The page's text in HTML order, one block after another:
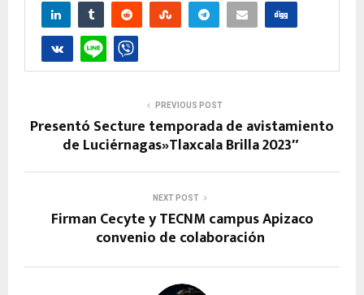
PREVIOUS POST
Presentó Secture temporada de avistamiento
de Luciérnagas»Tlaxcala Brilla 2023″
NEXT POST
Firman Cecyte y TECNM campus Apizaco
convenio de colaboración